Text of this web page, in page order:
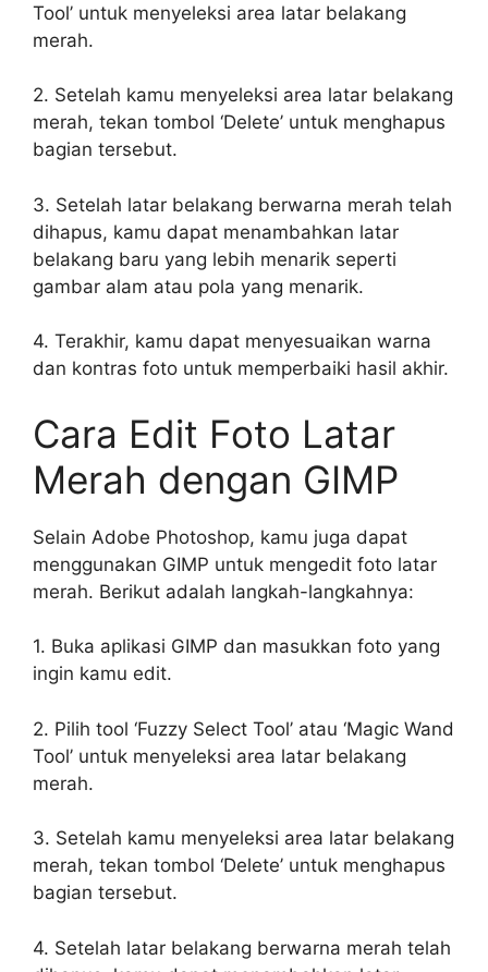
Tool’ untuk menyeleksi area latar belakang
merah.
2. Setelah kamu menyeleksi area latar belakang
merah, tekan tombol ‘Delete’ untuk menghapus
bagian tersebut.
3. Setelah latar belakang berwarna merah telah
dihapus, kamu dapat menambahkan latar
belakang baru yang lebih menarik seperti
gambar alam atau pola yang menarik.
4. Terakhir, kamu dapat menyesuaikan warna
dan kontras foto untuk memperbaiki hasil akhir.
Cara Edit Foto Latar
Merah dengan GIMP
Selain Adobe Photoshop, kamu juga dapat
menggunakan GIMP untuk mengedit foto latar
merah. Berikut adalah langkah-langkahnya:
1. Buka aplikasi GIMP dan masukkan foto yang
ingin kamu edit.
2. Pilih tool ‘Fuzzy Select Tool’ atau ‘Magic Wand
Tool’ untuk menyeleksi area latar belakang
merah.
3. Setelah kamu menyeleksi area latar belakang
merah, tekan tombol ‘Delete’ untuk menghapus
bagian tersebut.
4. Setelah latar belakang berwarna merah telah